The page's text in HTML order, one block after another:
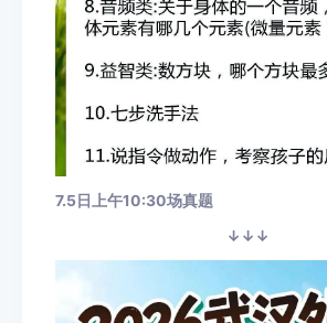
7.5日上午10:30场真题
↓↓↓